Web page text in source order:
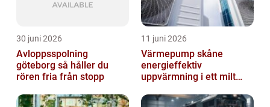
30 juni 2026
Avloppsspolning
göteborg så håller du
rören fria från stopp
11 juni 2026
Värmepump skåne
energieffektiv
uppvärmning i ett milt